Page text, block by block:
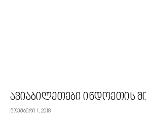
ავიაბილეთები ინდოეთის
ნოემბერი 1, 2018